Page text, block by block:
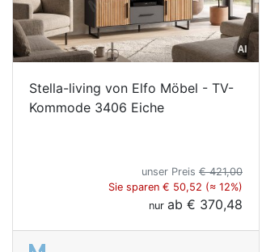
Stella-living von Elfo Möbel - TV-
Kommode 3406 Eiche
unser Preis € 421,00
Sie sparen € 50,52 (≈ 12%)
nur ab € 370,48